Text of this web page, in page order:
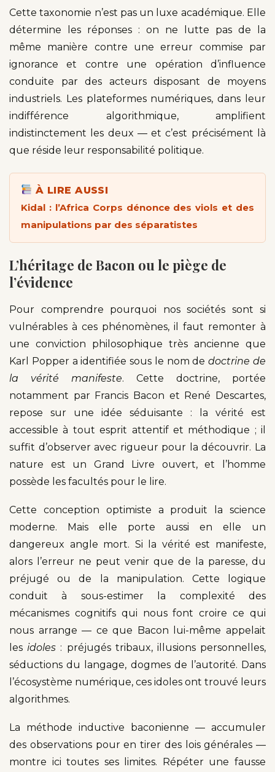
Cette taxonomie n’est pas un luxe académique. Elle
détermine les réponses : on ne lutte pas de la
même manière contre une erreur commise par
ignorance et contre une opération d’influence
conduite par des acteurs disposant de moyens
industriels. Les plateformes numériques, dans leur
indifférence algorithmique, amplifient
indistinctement les deux — et c’est précisément là
que réside leur responsabilité politique.
À LIRE AUSSI
Kidal : l’Africa Corps dénonce des viols et des
manipulations par des séparatistes
L’héritage de Bacon ou le piège de
l’évidence
Pour comprendre pourquoi nos sociétés sont si
vulnérables à ces phénomènes, il faut remonter à
une conviction philosophique très ancienne que
Karl Popper a identifiée sous le nom dedoctrine de
la vérité manifeste. Cette doctrine, portée
notamment par Francis Bacon et René Descartes,
repose sur une idée séduisante : la vérité est
accessible à tout esprit attentif et méthodique ; il
suffit d’observer avec rigueur pour la découvrir. La
nature est un Grand Livre ouvert, et l’homme
possède les facultés pour le lire.
Cette conception optimiste a produit la science
moderne. Mais elle porte aussi en elle un
dangereux angle mort. Si la vérité est manifeste,
alors l’erreur ne peut venir que de la paresse, du
préjugé ou de la manipulation. Cette logique
conduit à sous-estimer la complexité des
mécanismes cognitifs qui nous font croire ce qui
nous arrange — ce que Bacon lui-même appelait
les idoles : préjugés tribaux, illusions personnelles,
séductions du langage, dogmes de l’autorité. Dans
l’écosystème numérique, ces idoles ont trouvé leurs
algorithmes.
La méthode inductive baconienne — accumuler
des observations pour en tirer des lois générales —
montre ici toutes ses limites. Répéter une fausse